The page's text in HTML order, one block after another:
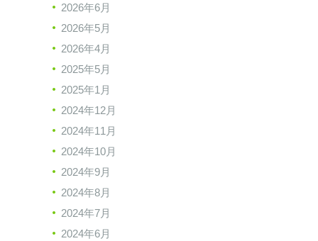
2026年6月
2026年5月
2026年4月
2025年5月
2025年1月
2024年12月
2024年11月
2024年10月
2024年9月
2024年8月
2024年7月
2024年6月